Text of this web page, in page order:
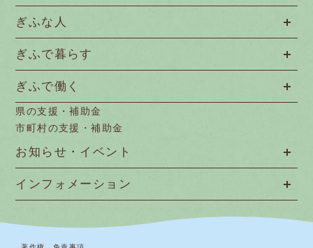
ぎふな人
ぎふで暮らす
ぎふで働く
県の支援・補助金
市町村の支援・補助金
お知らせ・イベント
インフォメーション